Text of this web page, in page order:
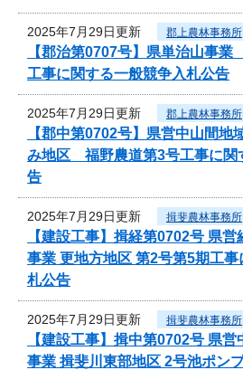
2025年7月29日更新 郡上農林事務所
【郡治第0707号】県単治山事
工事に関する一般競争入札公告
2025年7月29日更新 郡上農林事務所
【郡中第0702号】県営中山間
み地区 福野農道第3号工事に関
告
2025年7月29日更新 揖斐農林事務所
【建設工事】揖経第0702号 県
事業 更地方地区 第2号第5期工事
札公告
2025年7月29日更新 揖斐農林事務所
【建設工事】揖中第0702号 県
事業 揖斐川東部地区 2号池ポン